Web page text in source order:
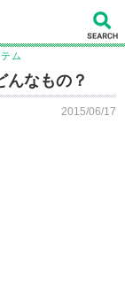
ム
んなもの？
2015/06/17